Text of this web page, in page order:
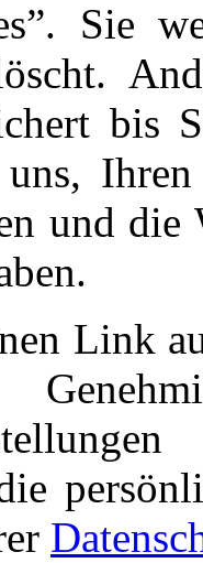
Sie
bis
und die
Link